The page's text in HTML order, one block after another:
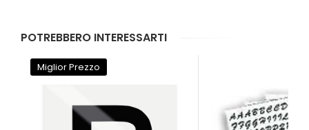
POTREBBERO INTERESSARTI
Miglior Prezzo